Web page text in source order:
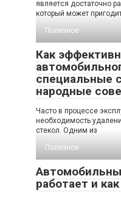
является достаточно
который может
Полезное
Как
специальные
народные
Часто в процессе
необходимость
стекол. Одним из
Полезное
работает и